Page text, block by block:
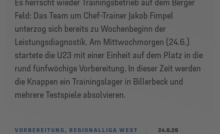
Es herrscht wieder Trainingsbetrieb auf dem Berger
Feld: Das Team um Chef-Trainer Jakob Fimpel
unterzog sich bereits zu Wochenbeginn der
Leistungsdiagnostik. Am Mittwochmorgen (24.6.)
startete die U23 mit einer Einheit auf dem Platz in die
rund fünfwöchige Vorbereitung. In dieser Zeit werden
die Knappen ein Trainingslager in Billerbeck und
mehrere Testspiele absolvieren.
VORBEREITUNG, REGIONALLIGA WEST 24.6.26